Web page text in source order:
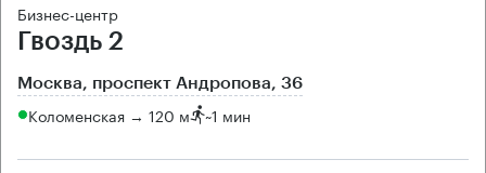
Бизнес-центр
Гвоздь 2
Москва, проспект Андропова, 36
Коломенская → 120 м ~1 мин